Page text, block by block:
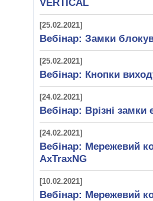
[25.02.2021]
Вебінар: Замки
[25.02.2021]
Вебінар: Кнопки
[24.02.2021]
Вебінар: Врізні замки
[24.02.2021]
Вебінар: Мережевий
AxTraxNG
[10.02.2021]
Вебінар: Мережевий